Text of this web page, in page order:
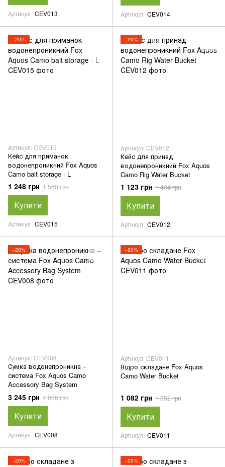
Артикул CEV013 Артикул CEV014
−20%
Артикул: CEV015
Кейс для приманок
водонепроникний Fox Aquos
Camo bait storage - L
1 248 грн 1 560 грн
Купити
Артикул CEV015
−20%
Артикул: CEV012
Кейс для принад
водонепроникний Fox Aquos
Camo Rig Water Bucket
1 123 грн 1 404 грн
Купити
Артикул CEV012
−20%
Артикул: CEV008
Сумка водонепроникна –
система Fox Aquos Camo
Accessory Bag System
3 245 грн 4 056 грн
Купити
Артикул CEV008
−20%
Артикул: CEV011
Відро складане Fox Aquos
Camo Water Bucket
1 082 грн 1 352 грн
Купити
Артикул CEV011
−20% −20%